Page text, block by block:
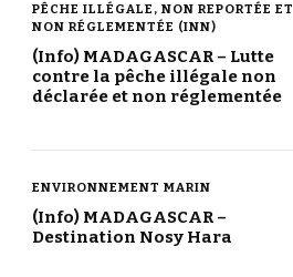
PÊCHE ILLÉGALE, NON REPORTÉE ET
NON RÉGLEMENTÉE (INN)
(Info) MADAGASCAR – Lutte
contre la pêche illégale non
déclarée et non réglementée
ENVIRONNEMENT MARIN
(Info) MADAGASCAR –
Destination Nosy Hara